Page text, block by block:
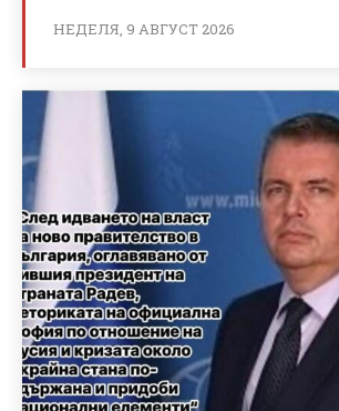
НЕДЕЛЯ, 9 АВГУСТ 2026